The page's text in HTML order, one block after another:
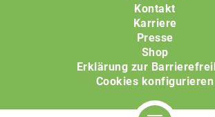
Kontakt
Karriere
Presse
Shop
Erklärung zur
Cookies konfigurieren